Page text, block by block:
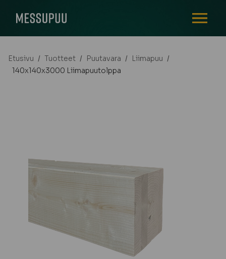
Etusivu / Tuotteet / Puutavara / Liimapuu /
140x140x3000 Liimapuutolppa